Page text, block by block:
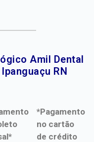
Amil Dental
Ipanguaçu RN
*Pagamento
no cartão
de crédito